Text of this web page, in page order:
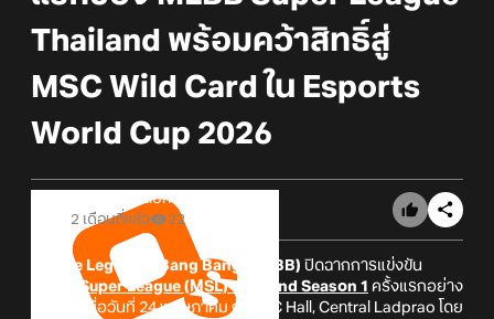
Thailand พร้อมคว้าสิทธิ์สู่
MSC Wild Card ใน Esports
World Cup 2026
Online Station
2 เดือนที่แล้ว
22
Mobile Legends: Bang Bang (MLBB) ปิดฉากการแข่งขัน
MLBB Super League (MSL) Thailand Season 1 ครั้งแรกอย่าง
ยิ่งใหญ่ เมื่อวันที่ 24 พฤษภาคม ณ BCC Hall, Central Ladprao โดย